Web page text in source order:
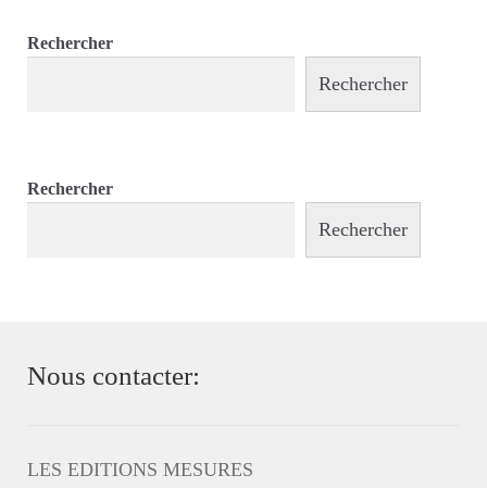
Rechercher
Rechercher
Rechercher
Rechercher
Nous contacter:
LES EDITIONS MESURES